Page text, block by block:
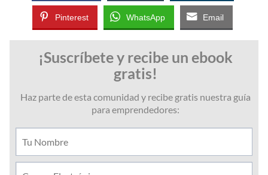
Pinterest WhatsApp Email